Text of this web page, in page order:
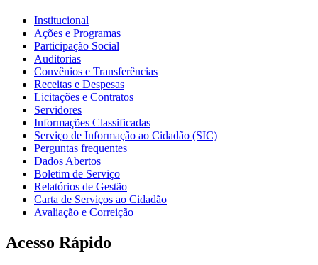
Institucional
Ações e Programas
Participação Social
Auditorias
Convênios e Transferências
Receitas e Despesas
Licitações e Contratos
Servidores
Informações Classificadas
Serviço de Informação ao Cidadão (SIC)
Perguntas frequentes
Dados Abertos
Boletim de Serviço
Relatórios de Gestão
Carta de Serviços ao Cidadão
Avaliação e Correição
Acesso Rápido